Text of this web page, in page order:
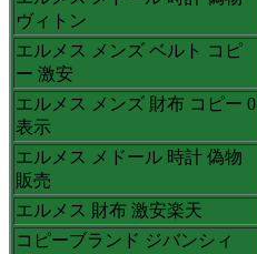
ヴィトン
エルメス メンズ ベルト コピ
ー 激安
エルメス メンズ 財布 コピー 0
表示
エルメス メドール 時計 偽物
販売
エルメス 財布 激安楽天
コピーブランド ジバンシィ